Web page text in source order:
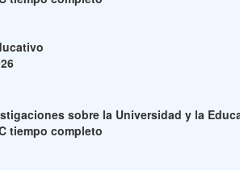
sobre la Universidad y la
tiempo completo